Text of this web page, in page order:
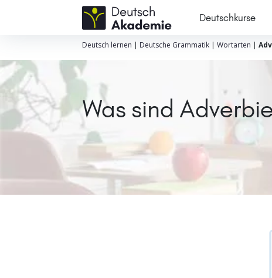
Deutschkurse
Deutsch lernen | Deutsche Grammatik| Wortarten |
Was sind